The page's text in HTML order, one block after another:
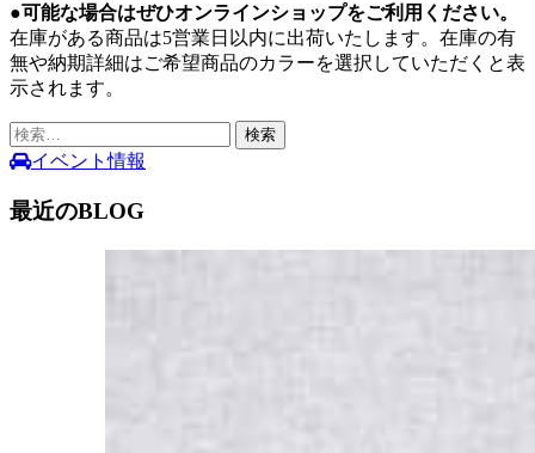
●可能な場合はぜひオンラインショップをご利用ください。
在庫がある商品は5営業日以内に出荷いたします。在庫の有
無や納期詳細はご希望商品のカラーを選択していただくと表
示されます。
検
索:イベント情報
最近のBLOG